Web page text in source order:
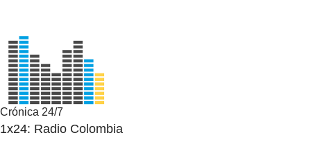
Crónica 24/7
1x24: Radio Colombia